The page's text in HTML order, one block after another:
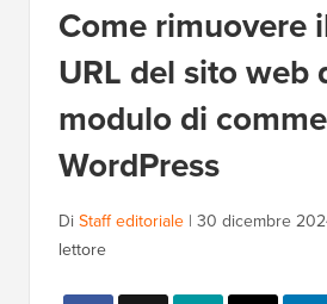
Come rimuovere
URL del sito web
modulo di
WordPress
DiStaff editoriale | 30 dicembre
lettore